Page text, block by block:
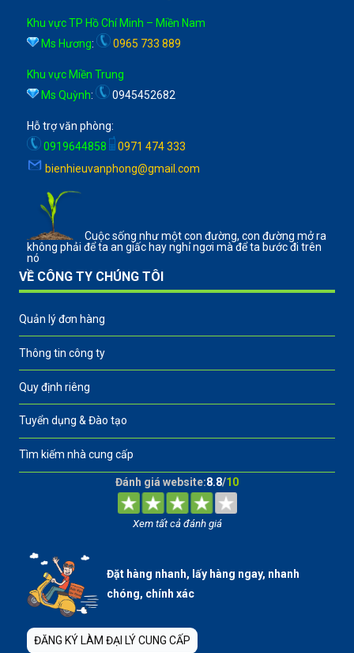
Khu vực TP Hồ Chí Minh – Miền Nam
Ms Hương: 0965 733 889
Khu vực Miền Trung
Ms Quỳnh: 0945452682
Hỗ trợ văn phòng:
0919644858
0971 474 333
bienhieuvanphong@gmail.com
Cuộc sống như một con đường, con đường mở ra
không phải để ta an giấc hay nghỉ ngơi mà để ta bước đi trên
nó
VỀ CÔNG TY CHÚNG TÔI
Quản lý đơn hàng
Thông tin công ty
Quy định riêng
Tuyển dụng & Đào tạo
Tìm kiếm nhà cung cấp
Đánh giá website:8.8/10
Xem tất cả đánh giá
Đặt hàng nhanh, lấy hàng ngay, nhanh
chóng, chính xác
ĐĂNG KÝ LÀM ĐẠI LÝ CUNG CẤP